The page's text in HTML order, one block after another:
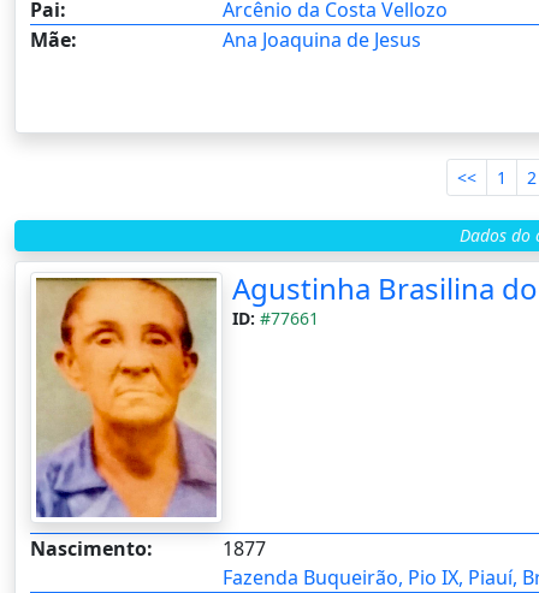
Pai:
Arcênio da Costa Vellozo
Mãe:
Ana Joaquina de Jesus
<<
1 2
Dados do
Agustinha Brasilina
ID: #77661
Nascimento:
1877
Fazenda Buqueirão, Pio IX, Piauí,